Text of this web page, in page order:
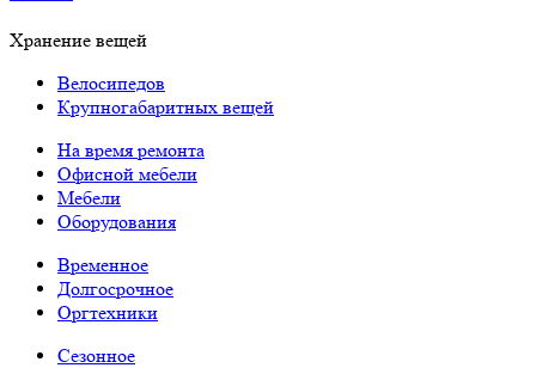
Хранение вещей
Велосипедов
Крупногабаритных вещей
На время ремонта
Офисной мебели
Мебели
Оборудования
Временное
Долгосрочное
Оргтехники
Сезонное